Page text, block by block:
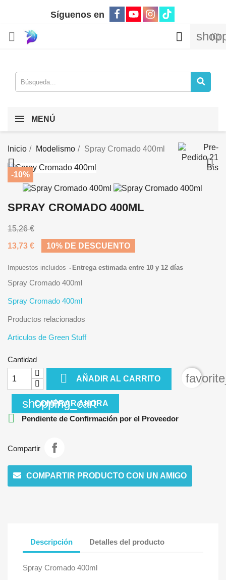
Síguenos en
 (0)

MENÚ
Inicio Modelismo Spray Cromado 400ml
-10%
 
SPRAY CROMADO 400ML
15,26 €
13,73 €
10% DE DESCUENTO
Impuestos incluidos Entrega estimada entre 10 y 12 días
Spray Cromado 400ml
Spray Cromado 400ml
Productos relacionados
Articulos de Green Stuff
Cantidad
 AÑADIR AL CARRITO
shopping_cart
COMPRAR AHORA
 Pendiente de Confirmación por el Proveedor
Compartir
COMPARTIR PRODUCTO CON UN AMIGO
Descripción Detalles del producto
Spray Cromado 400ml